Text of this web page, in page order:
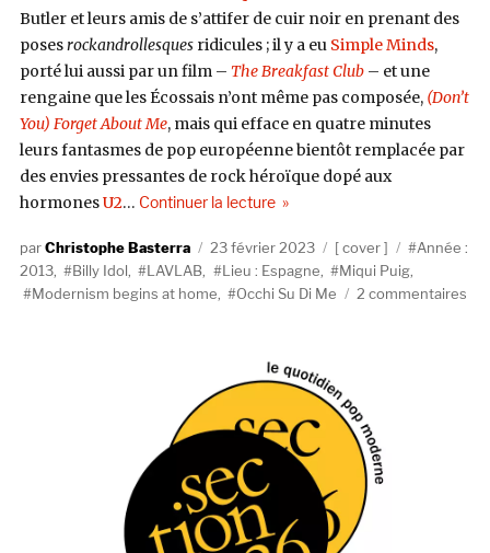
Butler et leurs amis de s’attifer de cuir noir en prenant des
posesrockandrollesquesridicules ; il y a eu Simple Minds,
porté lui aussi par un film – The Breakfast Club – et une
rengaine que les Écossais n’ont même pas composée, (Don’t
You) Forget About Me, mais qui efface en quatre minutes
leurs fantasmes de pop européenne bientôt remplacée par
des envies pressantes de rock héroïque dopé aux
hormonesU2… Continuer la lecturede « LAVLAB Vs Miqui Puig
AuteurChristophe Basterra
Publié
le
23 février 2023 Catégories
cover Étiquettes
Année :
2013, Billy Idol LAVLAB Lieu : Espagne Miqui Puig,
Modernism begins at home
Occhi Su Di Me 2 commentaires